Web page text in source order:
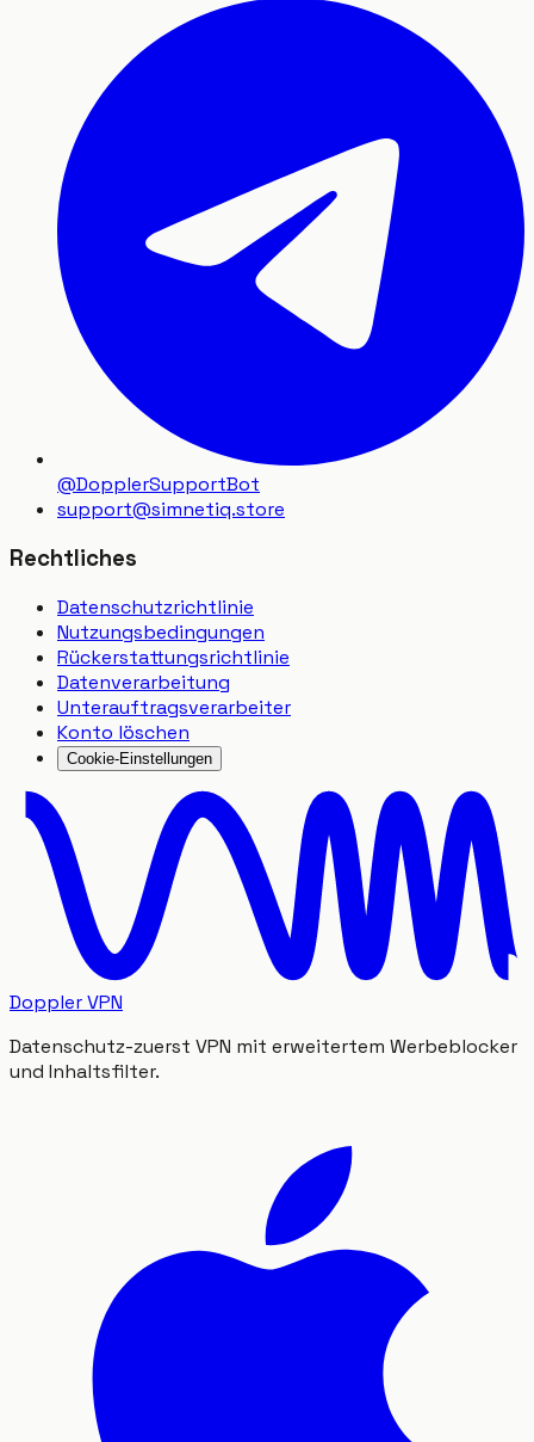
@DopplerSupportBot
support@simnetiq.store
Rechtliches
Datenschutzrichtlinie
Nutzungsbedingungen
Rückerstattungsrichtlinie
Datenverarbeitung
Unterauftragsverarbeiter
Konto löschen
Cookie-Einstellungen
Doppler VPN
Datenschutz-zuerst VPN mit erweitertem Werbeblocker
und Inhaltsfilter.